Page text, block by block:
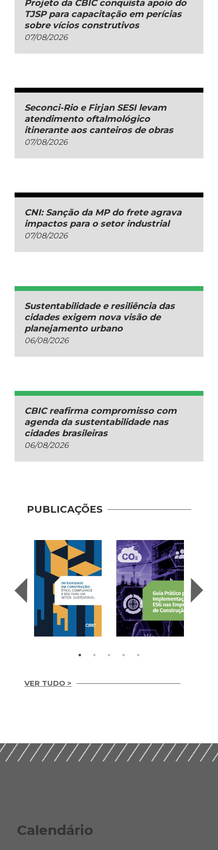
Projeto da CBIC conquista apoio do
TJSP para capacitação em perícias
sobre vícios construtivos
07/08/2026
Seconci-Rio e Firjan SESI levam
atendimento oftalmológico
itinerante aos canteiros de obras
07/08/2026
CNI: Sanção da MP do frete agrava
impactos para o setor industrial
07/08/2026
Sustentabilidade e resiliência das
cidades exigem nova visão de
planejamento urbano
06/08/2026
CBIC reafirma compromisso com
agenda da sustentabilidade nas
cidades brasileiras
06/08/2026
PUBLICAÇÕES
VER TUDO >
Calendário